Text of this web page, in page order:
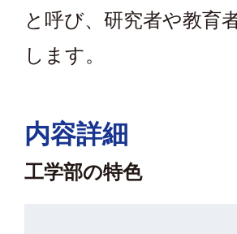
と呼び、研究者や教育
します。
内容詳細
工学部の特色